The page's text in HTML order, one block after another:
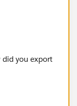
you export